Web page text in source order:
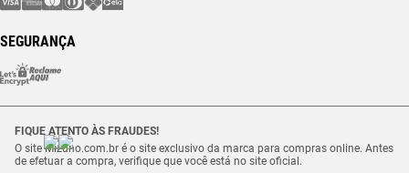
SEGURANÇA
FIQUE ATENTO ÀS FRAUDES!
O site Mizuno.com.br é o site exclusivo da marca para compras online. Antes
de efetuar a compra, verifique que você está no site oficial.